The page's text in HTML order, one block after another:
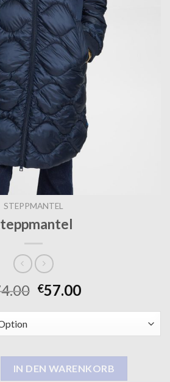
STEPPMANTEL
€57.00
IN DEN WARENKORB